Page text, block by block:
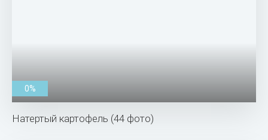
0%
Натертый картофель (44 фото)